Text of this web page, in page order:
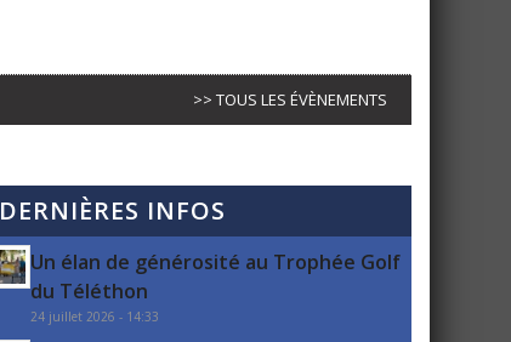
>> TOUS LES ÉVÈNEMENTS
DERNIÈRES INFOS
Un élan de générosité au Trophée Golf
du Téléthon
24 juillet 2026 - 14:33